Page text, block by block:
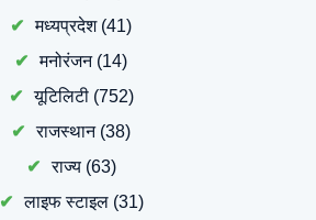
मध्यप्रदेश(41)
मनोरंजन(14)
यूटिलिटी(752)
राजस्थान(38)
राज्य(63)
लाइफ स्टाइल(31)